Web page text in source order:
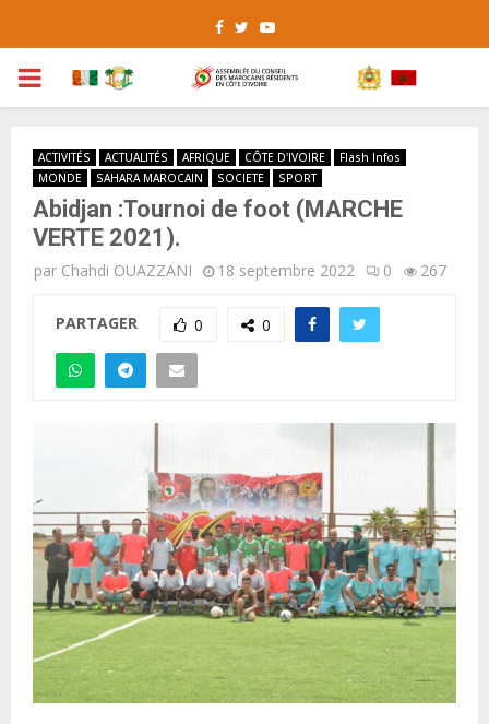
Facebook
TwitterYoutube
PRIMARY
ACTIVITÉS ACTUALITÉS AFRIQUE CÔTE D'IVOIRE
Flash Infos
MONDE
SAHARA MAROCAIN SOCIETE SPORT
Abidjan :Tournoi de foot (MARCHE
VERTE 2021).
par Chahdi OUAZZANI 18 septembre 2022 0 267
PARTAGER 0 0